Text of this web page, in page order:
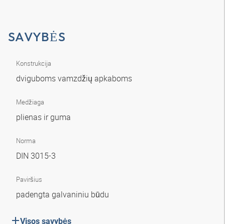
SAVYBĖS
Konstrukcija
dviguboms vamzdžių apkaboms
Medžiaga
plienas ir guma
Norma
DIN 3015-3
Paviršius
padengta galvaniniu būdu
Visos savybės